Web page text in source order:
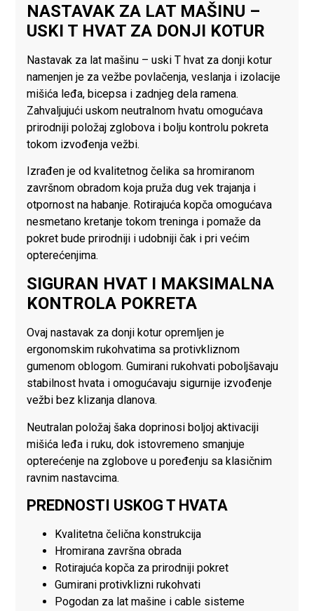
NASTAVAK ZA LAT MAŠINU –
USKI T HVAT ZA DONJI KOTUR
Nastavak za lat mašinu – uski T hvat za donji kotur
namenjen je za vežbe povlačenja, veslanja i izolacije
mišića leđa, bicepsa i zadnjeg dela ramena.
Zahvaljujući uskom neutralnom hvatu omogućava
prirodniji položaj zglobova i bolju kontrolu pokreta
tokom izvođenja vežbi.
Izrađen je od kvalitetnog čelika sa hromiranom
završnom obradom koja pruža dug vek trajanja i
otpornost na habanje. Rotirajuća kopča omogućava
nesmetano kretanje tokom treninga i pomaže da
pokret bude prirodniji i udobniji čak i pri većim
opterećenjima.
SIGURAN HVAT I MAKSIMALNA
KONTROLA POKRETA
Ovaj nastavak za donji kotur opremljen je
ergonomskim rukohvatima sa protivkliznom
gumenom oblogom. Gumirani rukohvati poboljšavaju
stabilnost hvata i omogućavaju sigurnije izvođenje
vežbi bez klizanja dlanova.
Neutralan položaj šaka doprinosi boljoj aktivaciji
mišića leđa i ruku, dok istovremeno smanjuje
opterećenje na zglobove u poređenju sa klasičnim
ravnim nastavcima.
PREDNOSTI USKOG T HVATA
Kvalitetna čelična konstrukcija
Hromirana završna obrada
Rotirajuća kopča za prirodniji pokret
Gumirani protivklizni rukohvati
Pogodan za lat mašine i cable sisteme